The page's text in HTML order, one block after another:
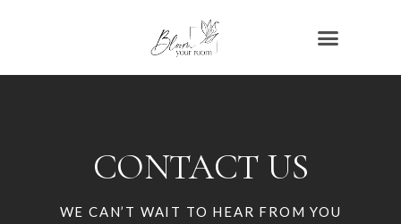
CONTACT US
WE CAN’T WAIT TO HEAR FROM YOU